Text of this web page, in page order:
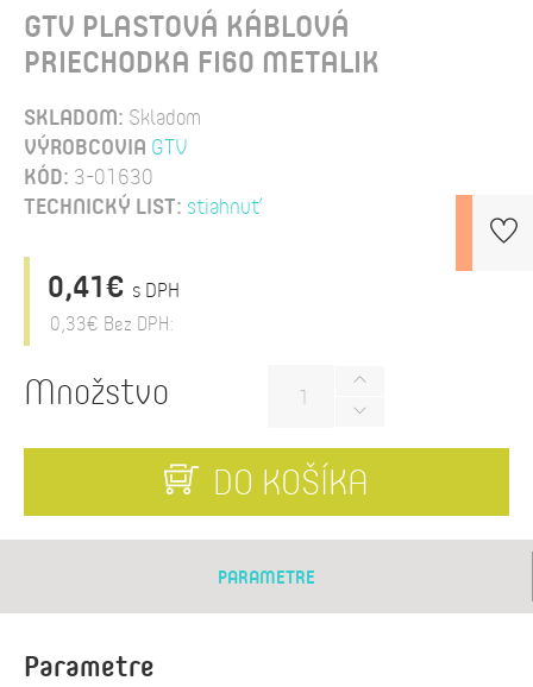
GTV PLASTOVÁ KÁBLOVÁ
PRIECHODKA FI60 METALIK
SKLADOM: Skladom
VÝROBCOVIA GTV
KÓD: 3-01630
TECHNICKÝ LIST: stiahnuť
0,41€ s DPH
0,33€ Bez DPH:
Množstvo
DO KOŠÍKA
PARAMETRE
Parametre